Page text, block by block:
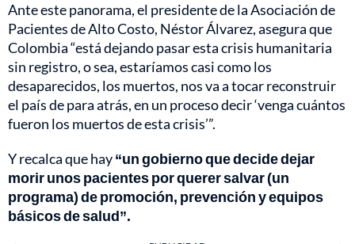
Ante este panorama, el presidente de la Asociación de
Pacientes de Alto Costo, Néstor Álvarez, asegura que
Colombia “está dejando pasar esta crisis humanitaria
sin registro, o sea, estaríamos casi como los
desaparecidos, los muertos, nos va a tocar reconstruir
el país de para atrás, en un proceso decir ‘venga cuántos
fueron los muertos de esta crisis’”.
Y recalca que hay“un gobierno que decide dejar
morir unos pacientes por querer salvar (un
programa) de promoción, prevención y equipos
básicos de salud”.